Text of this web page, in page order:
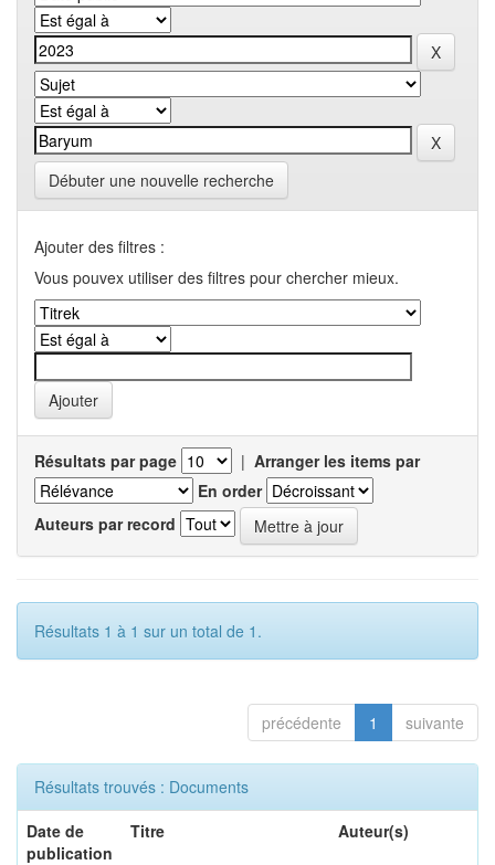
Débuter une nouvelle recherche
Ajouter des filtres :
Vous pouvex utiliser des filtres pour chercher mieux.
Résultats par page | Arranger les items par
En order
Auteurs par record
Résultats 1 à 1 sur un total de 1.
précédente 1 suivante
Résultats trouvés : Documents
Date de
publication
Titre Auteur(s)